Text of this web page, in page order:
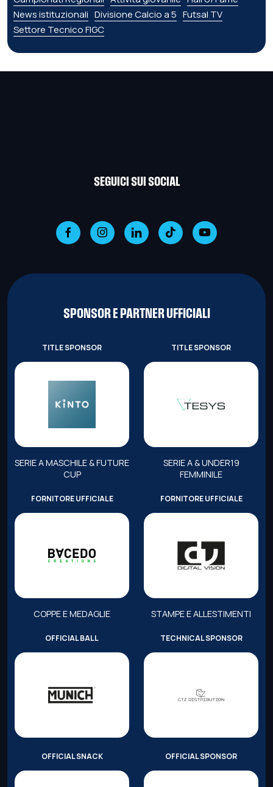
News istituzionali Divisione Calcio a 5 Futsal TV
Settore Tecnico FIGC
SEGUICI SUI SOCIAL
SPONSOR E PARTNER UFFICIALI
TITLE SPONSOR
SERIE A MASCHILE & FUTURE
CUP
TITLE SPONSOR
SERIE A & UNDER19
FEMMINILE
FORNITORE UFFICIALE
COPPE E MEDAGLIE
FORNITORE UFFICIALE
STAMPE E ALLESTIMENTI
OFFICIAL BALL TECHNICAL SPONSOR
OFFICIAL SNACK OFFICIAL SPONSOR